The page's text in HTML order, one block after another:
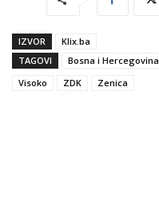
IZVOR
Klix.ba
TAGOVI
Bosna i Hercegovina
Visoko
ZDK Zenica